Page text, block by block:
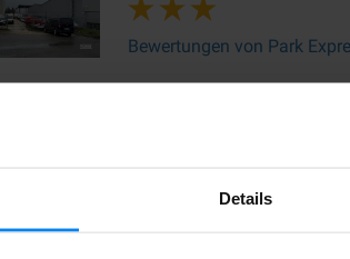
Details
Bewertungen von Park